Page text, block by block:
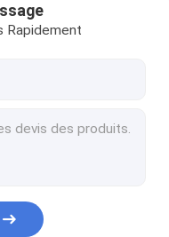
Rapidement